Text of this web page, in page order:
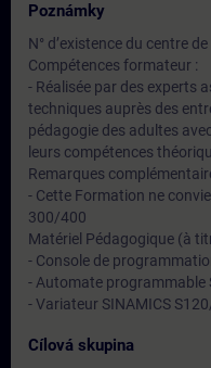
Poznámky
N° d’existence du centre
Compétences formateur :
- Réalisée par des experts
techniques auprès des
pédagogie des adultes
leurs compétences
Remarques
- Cette Formation ne
300/400
Matériel Pédagogique (à
- Console de
- Automate programmable
- Variateur SINAMICS
Cílová skupina